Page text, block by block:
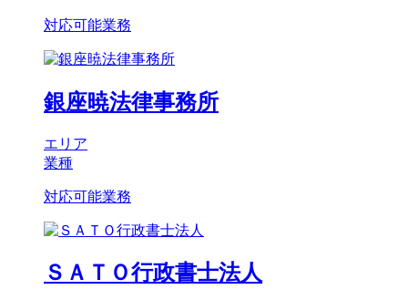
対応可能業務
銀座暁法律事務所
エリア
業種
対応可能業務
ＳＡＴＯ行政書士法人